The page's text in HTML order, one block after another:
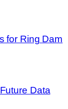
for Ring Dam
Data